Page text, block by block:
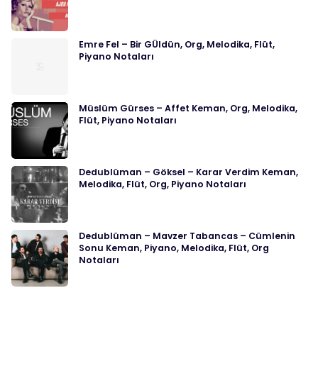
Emre Fel – Bir GÜldün, Org, Melodika, Flüt,
Piyano Notaları
Müslüm Gürses – Affet Keman, Org, Melodika,
Flüt, Piyano Notaları
Dedublüman – Göksel – Karar Verdim Keman,
Melodika, Flüt, Org, Piyano Notaları
Dedublüman – Mavzer Tabancas – Cümlenin
Sonu Keman, Piyano, Melodika, Flüt, Org
Notaları